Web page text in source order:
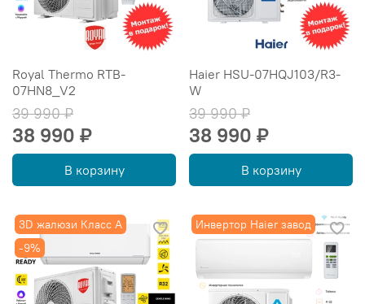
Royal Thermo RTB-
07HN8_V2
39 990 ₽
38 990 ₽
В корзину
Haier HSU-07HQJ103/R3-
W
39 990 ₽
38 990 ₽
В корзину
3D жалюзи Класс А
-9%
Инвертор Haier завод